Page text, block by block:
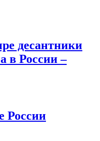
десантники
в России –
России